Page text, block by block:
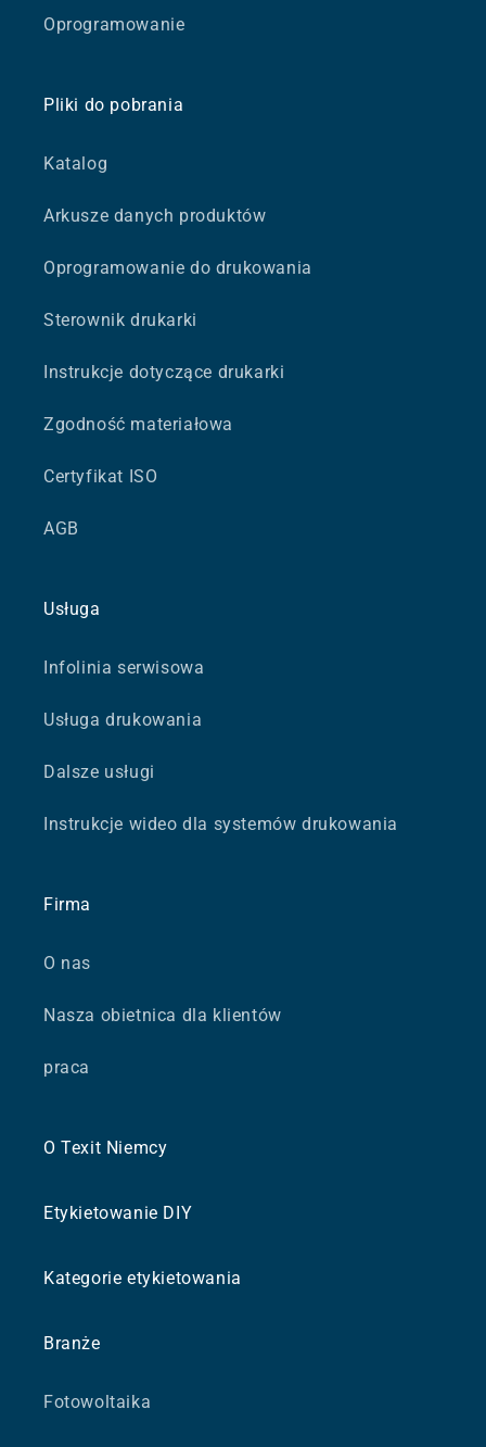
Oprogramowanie
Pliki do pobrania
Katalog
Arkusze danych produktów
Oprogramowanie do drukowania
Sterownik drukarki
Instrukcje dotyczące drukarki
Zgodność materiałowa
Certyfikat ISO
AGB
Usługa
Infolinia serwisowa
Usługa drukowania
Dalsze usługi
Instrukcje wideo dla systemów drukowania
Firma
O nas
Nasza obietnica dla klientów
praca
O Texit Niemcy
Etykietowanie DIY
Kategorie etykietowania
Branże
Fotowoltaika